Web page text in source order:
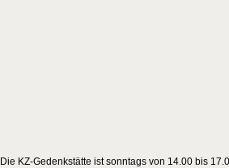
Die KZ-Gedenkstätte ist sonntags von 14.00 bis